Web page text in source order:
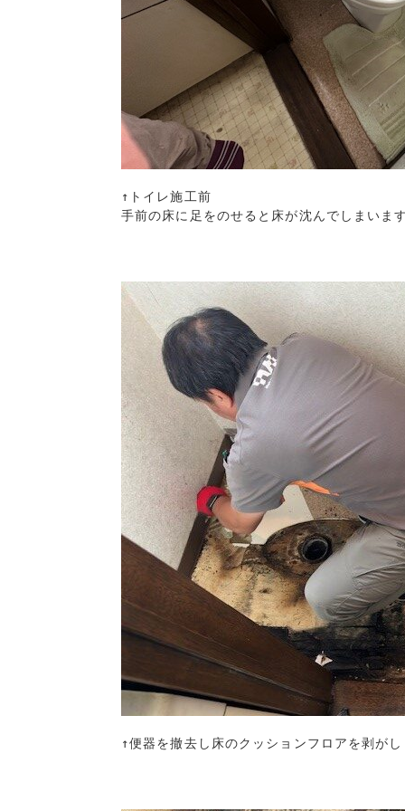
↑トイレ施工前
手前の床に足をのせると床が沈んでしまいま
↑便器を撤去し床のクッションフロアを剥が